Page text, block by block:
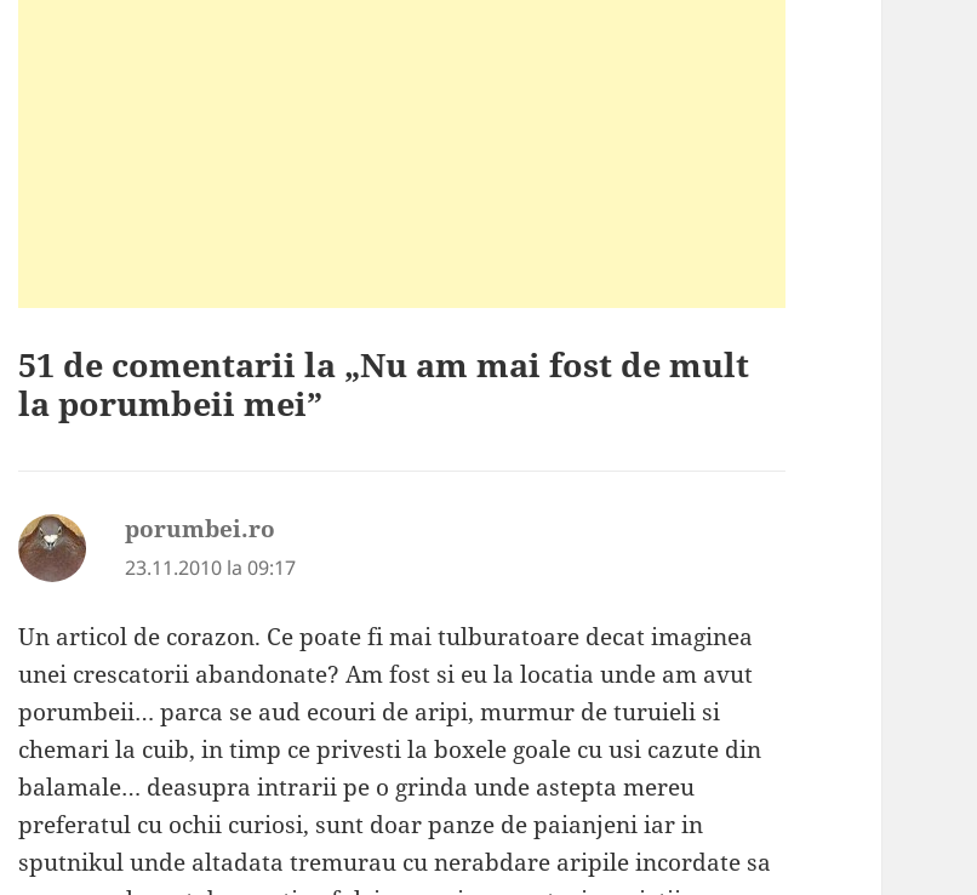
51 de comentarii la „Nu am mai fost de mult
la porumbeii mei”
porumbei.ro
23.11.2010 la 09:17
Un articol de corazon. Ce poate fi mai tulburatoare decat imaginea
unei crescatorii abandonate? Am fost si eu la locatia unde am avut
porumbeii… parca se aud ecouri de aripi, murmur de turuieli si
chemari la cuib, in timp ce privesti la boxele goale cu usi cazute din
balamale… deasupra intrarii pe o grinda unde astepta mereu
preferatul cu ochii curiosi, sunt doar panze de paianjeni iar in
sputnikul unde altadata tremurau cu nerabdare aripile incordate sa